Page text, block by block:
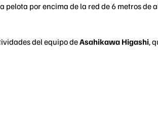
pelota por encima de la red de 6 metros
del equipo deAsahikawa Higashi,